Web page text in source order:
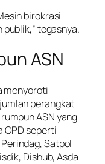
birokrasi
tegasnya.
ASN
menyoroti
perangkat
ASN yang
OPD seperti
Satpol
Dishub, Asda